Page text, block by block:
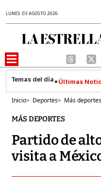
LUNES 03 AGOSTO 2026
Últimas
Inicio> Deportes> Más deportes
MÁS DEPORTES
Partido de
visita a